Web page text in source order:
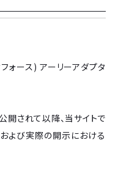
ース) アーリーアダプタ
されて以降、当サイトで
よび実際の開示における